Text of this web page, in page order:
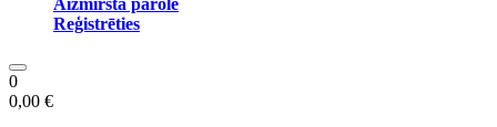
Aizmirsta parole
Reģistrēties
0
0,00 €